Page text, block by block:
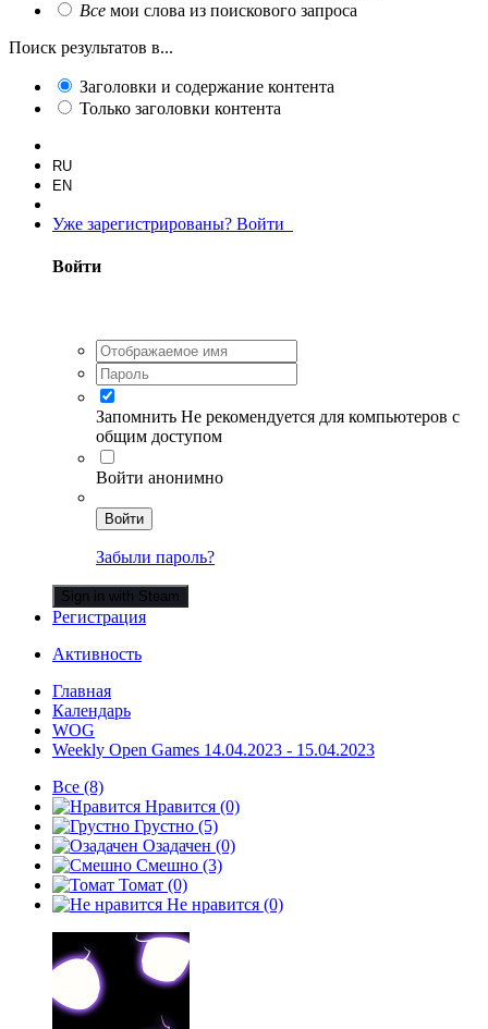
Все мои слова из поискового запроса
Поиск результатов в...
Заголовки и содержание контента
Только заголовки контента
RU
EN
Уже зарегистрированы? Войти
Войти
Запомнить Не рекомендуется для компьютеров с
общим доступом
Войти анонимно
Войти
Забыли пароль?
Sign in with Steam
Регистрация
Активность
Главная
Календарь
WOG
Weekly Open Games 14.04.2023 - 15.04.2023
Все (8)
Нравится (0)
Грустно (5)
Озадачен (0)
Смешно (3)
Томат (0)
Не нравится (0)